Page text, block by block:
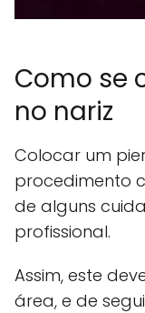
Como se
no nariz
Colocar um
procedimento
de alguns
profissional.
Assim, este
área, e de